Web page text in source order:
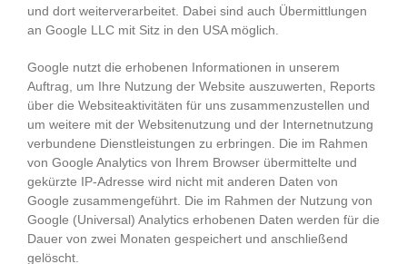
und dort weiterverarbeitet. Dabei sind auch Übermittlungen
an Google LLC mit Sitz in den USA möglich.
Google nutzt die erhobenen Informationen in unserem
Auftrag, um Ihre Nutzung der Website auszuwerten, Reports
über die Websiteaktivitäten für uns zusammenzustellen und
um weitere mit der Websitenutzung und der Internetnutzung
verbundene Dienstleistungen zu erbringen. Die im Rahmen
von Google Analytics von Ihrem Browser übermittelte und
gekürzte IP-Adresse wird nicht mit anderen Daten von
Google zusammengeführt. Die im Rahmen der Nutzung von
Google (Universal) Analytics erhobenen Daten werden für die
Dauer von zwei Monaten gespeichert und anschließend
gelöscht.